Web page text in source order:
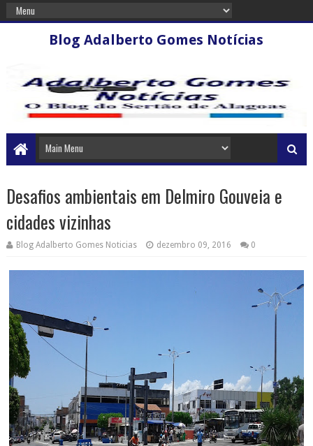
Blog Adalberto Gomes Notícias
Desafios ambientais em Delmiro Gouveia e
cidades vizinhas
Blog Adalberto Gomes Noticias dezembro 09, 2016 0